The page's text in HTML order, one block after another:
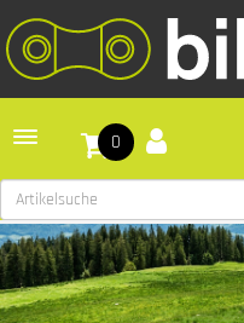
Toggle navigation
0